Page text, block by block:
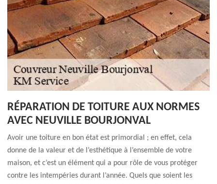
RÉPARATION DE TOITURE AUX NORMES
AVEC NEUVILLE BOURJONVAL
Avoir une toiture en bon état est primordial ; en effet, cela
donne de la valeur et de l’esthétique à l’ensemble de votre
maison, et c’est un élément qui a pour rôle de vous protéger
contre les intempéries durant l’année. Quels que soient les